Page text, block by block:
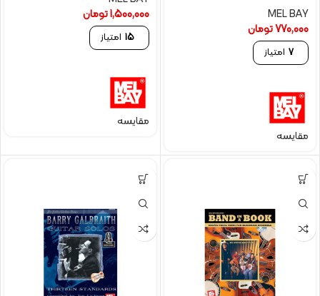
MEL BAY
770,000تومان
7 امتیاز
مقایسه
1,500,000تومان
15 امتیاز
مقایسه